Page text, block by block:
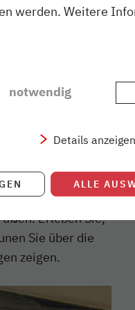
sind die
Fische und
und der Karibik.
im frei
Erleben Sie,
Sie über die
zeigen.
werden. Weitere
notwendig
Details
ALLE